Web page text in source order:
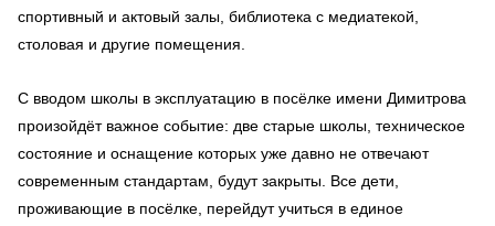
спортивный и актовый залы, библиотека с медиатекой,
столовая и другие помещения.
С вводом школы в эксплуатацию в посёлке имени Димитрова
произойдёт важное событие: две старые школы, техническое
состояние и оснащение которых уже давно не отвечают
современным стандартам, будут закрыты. Все дети,
проживающие в посёлке, перейдут учиться в единое